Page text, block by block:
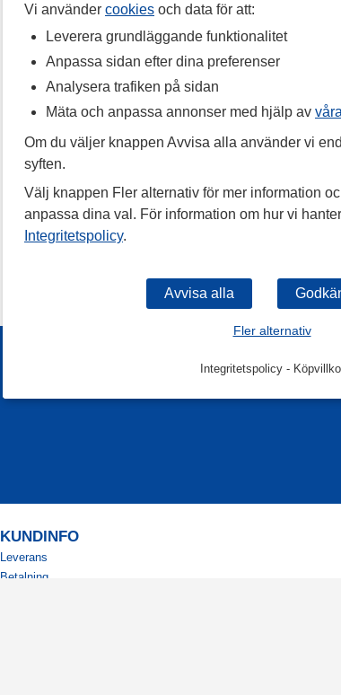
Vi använder cookies och data för att:
Leverera grundläggande funktionalitet
Anpassa sidan efter dina preferenser
Analysera trafiken på sidan
Mäta och anpassa annonser med hjälp av
Om du väljer knappen Avvisa alla använder vi
syften.
Välj knappen Fler alternativ för mer information
anpassa dina val. För information om hur vi
Integritetspolicy.
Fler alternativ
Integritetspolicy-
KUNDINFO
Leverans
Betalning